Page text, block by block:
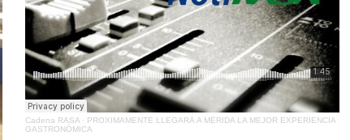
Cadena RASA· PROXIMAMENTE LLEGARÁ A MÉRIDA LA MEJOR EXPERIENCIA
GASTRONÓMICA